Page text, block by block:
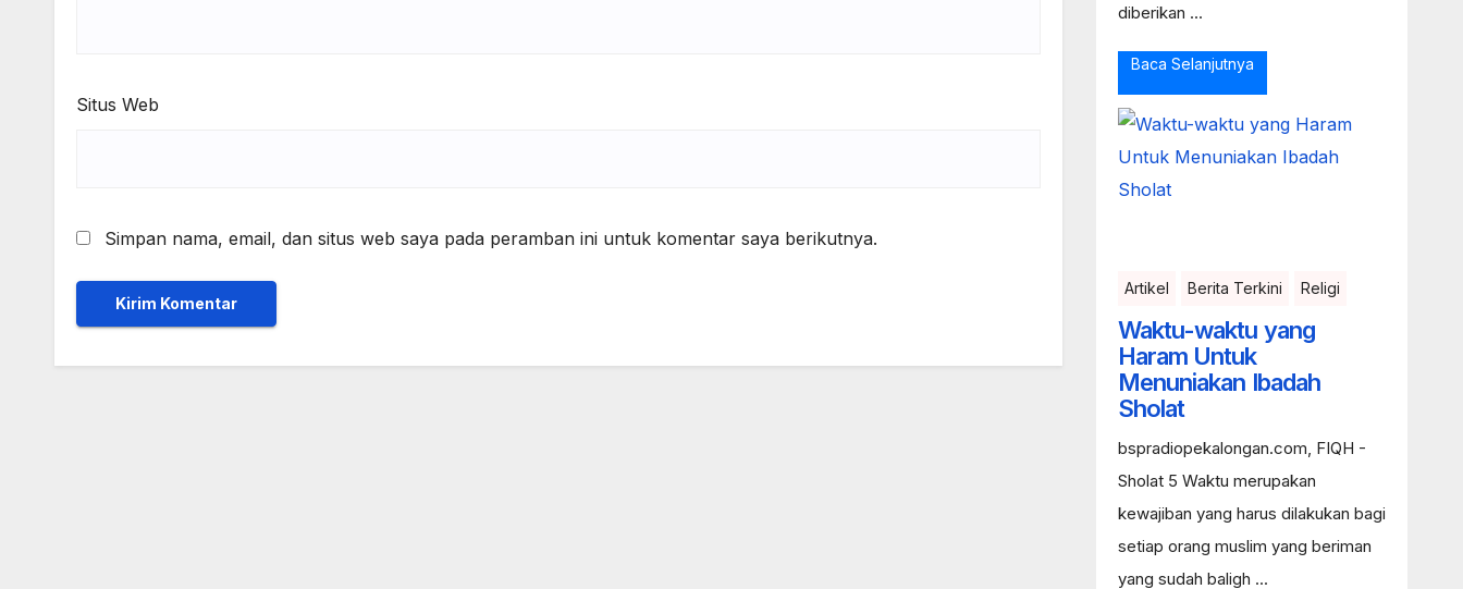
Situs Web
Simpan nama, email, dan situs web saya pada peramban ini untuk komentar saya berikutnya.
diberikan ...
Baca Selanjutnya
Artikel Berita Terkini Religi
Waktu-waktu yang
Haram Untuk
Menuniakan Ibadah
Sholat
bspradiopekalongan.com, FIQH -
Sholat 5 Waktu merupakan
kewajiban yang harus dilakukan bagi
setiap orang muslim yang beriman
yang sudah baligh ...